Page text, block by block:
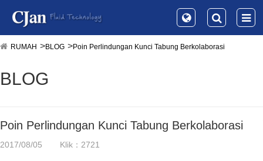
RUMAH BLOG Poin Perlindungan Kunci Tabung Berkolaborasi
BLOG
Poin Perlindungan Kunci Tabung Berkolaborasi
2017/08/05 Klik：2721